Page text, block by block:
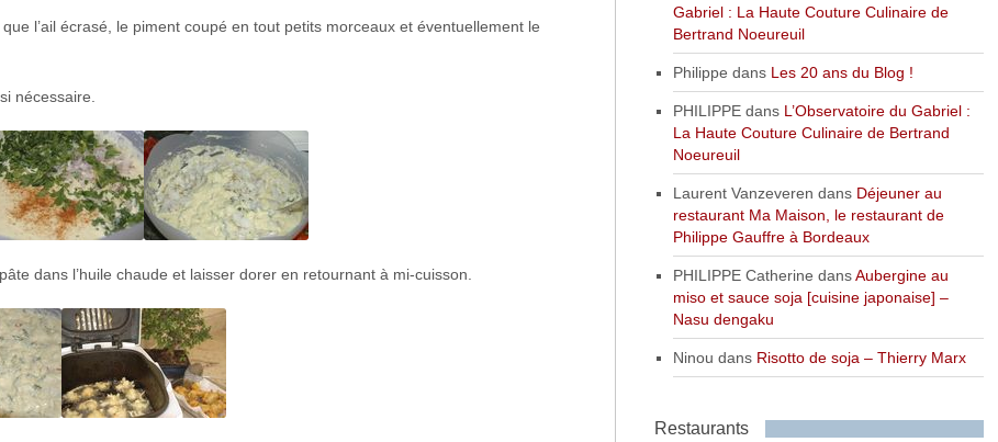
l’ail écrasé, le piment coupé en tout petits morceaux et éventuellement le
nécessaire.
dans l’huile chaude et laisser dorer en retournant à mi-cuisson.
Gabriel : La Haute Couture Culinaire de
Bertrand Noeureuil
Philippe dans Les 20 ans du Blog !
PHILIPPEdans L’Observatoire du Gabriel :
La Haute Couture Culinaire de Bertrand
Noeureuil
Laurent Vanzeveren dans Déjeuner au
restaurant Ma Maison, le restaurant de
Philippe Gauffre à Bordeaux
PHILIPPE Catherine dansAubergine au
miso et sauce soja [cuisine japonaise] –
Nasu dengaku
Ninou dans Risotto de soja – Thierry Marx
Restaurants